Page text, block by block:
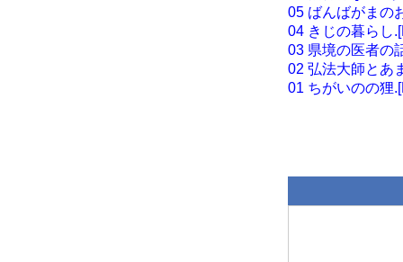
05 ばんばがまの
04 きじの暮らし
03 県境の医者の
02 弘法大師とあ
01 ちがいのの狸